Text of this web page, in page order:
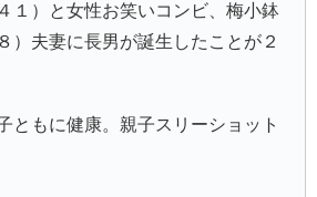
１）と女性お笑いコンビ、梅小鉢
）夫妻に長男が誕生したことが２
ともに健康。親子スリーショット